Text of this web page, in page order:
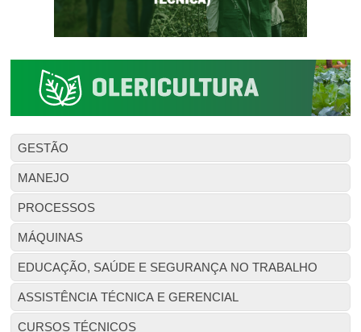
GESTÃO
MANEJO
PROCESSOS
MÁQUINAS
EDUCAÇÃO, SAÚDE E SEGURANÇA NO TRABALHO
ASSISTÊNCIA TÉCNICA E GERENCIAL
CURSOS TÉCNICOS